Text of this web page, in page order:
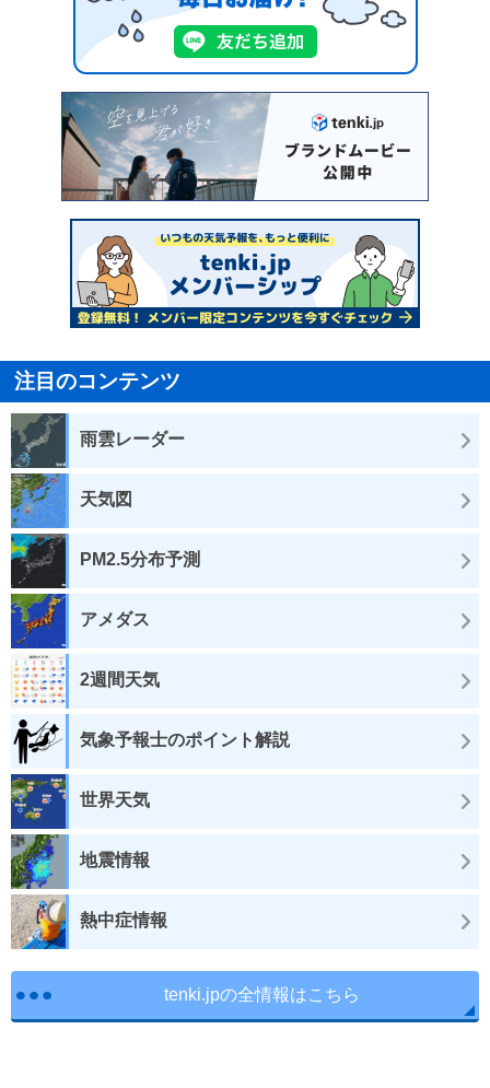
注目のコンテンツ
雨雲レーダー
天気図
PM2.5分布予測
アメダス
2週間天気
気象予報士のポイント解説
世界天気
地震情報
熱中症情報
tenki.jpの全情報はこちら